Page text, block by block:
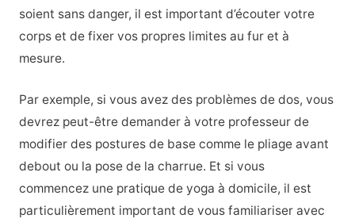
soient sans danger, il est important d’écouter votre
corps et de fixer vos propres limites au fur et à
mesure.
Par exemple, si vous avez des problèmes de dos, vous
devrez peut-être demander à votre professeur de
modifier des postures de base comme le pliage avant
debout ou la pose de la charrue. Et si vous
commencez une pratique de yoga à domicile, il est
particulièrement important de vous familiariser avec